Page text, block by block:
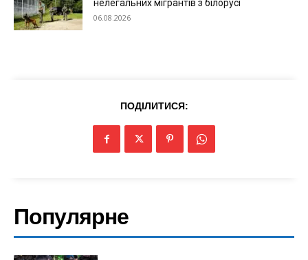
нелегальних мігрантів з білорусі
06.08.2026
ПОДІЛИТИСЯ:
Популярне